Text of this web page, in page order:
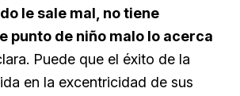
le sale mal, no tiene
punto de niño malo lo acerca
Puede que el éxito de la
en la excentricidad de sus